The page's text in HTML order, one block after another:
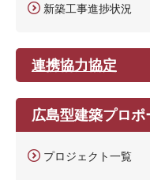
新築工事進捗状況
連携協力協定
広島型建築プロポ
プロジェクト一覧